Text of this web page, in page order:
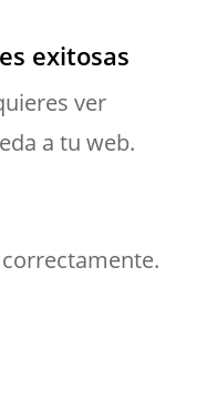
exitosas
ver
a tu web.